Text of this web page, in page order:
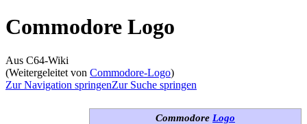
Commodore Logo
Aus C64-Wiki
(Weitergeleitet von Commodore-Logo)
Zur Navigation springenZur Suche springen
Commodore Logo